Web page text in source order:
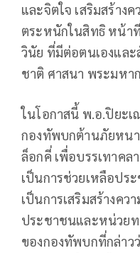
และจิตใจ เสริมสร้าง
ตระหนักในสิทธิ หน้า
วินัย ที่มีต่อตนเองแล
ชาติ ศาสนา พระมหา
ในโอกาสนี้ พ.อ.ปิยะ
กองทัพบกต้านภัยหน
ล็อกคี่ เพื่อบรรเทาคล
เป็นการช่วยเหลือปร
เป็นการเสริมสร้างค
ประชาชนและหน่วย
ของกองทัพบกที่กล่าว